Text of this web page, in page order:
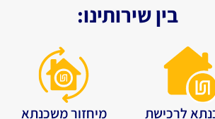
שהתחלתי לעבוד איתך, החששות שלי פחתו
כך היה - העניין טופל על הצד הטוב ביותר והכי
- בזמן.
ממליצה לכל מי שמעוניין לקחת משכנתא לעבוד
התמורה בהחלט מצדיקה את המחיר.
על השירות הטוב והמקצועי.
בין שירותינו:
לרכישת
מיחזור משכנתא